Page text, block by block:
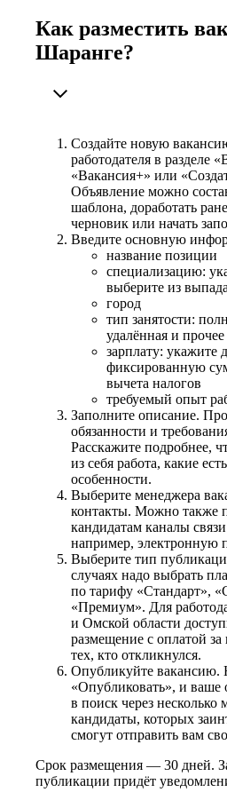
Как разместить
Шаранге?
Создайте новую
работодателя в разделе
«Вакансия+» или
Объявление можно
шаблона, доработать
черновик или начать
Введите основную
название позиции
специализацию:
выберите из
город
тип занятости:
удалённая и прочее
зарплату: укажите
фиксированную
вычета налогов
требуемый опыт
Заполните описание.
обязанности и
Расскажите подробнее,
из себя работа, какие
особенности.
Выберите менеджера
контакты. Можно также
кандидатам каналы
например, электронную
Выберите тип
случаях надо выбрать
по тарифу «Стандарт»,
«Премиум». Для
и Омской области
размещение с оплатой за
тех, кто откликнулся.
Опубликуйте вакансию.
«Опубликовать», и ваше
в поиск через несколько
кандидаты, которых
смогут отправить вам
Срок размещения — 30 дней.
публикации придёт